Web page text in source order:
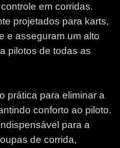
em corridas.
projetados para karts,
e asseguram um alto
pilotos de todas as
prática para eliminar a
conforto ao piloto.
para a
de corrida,